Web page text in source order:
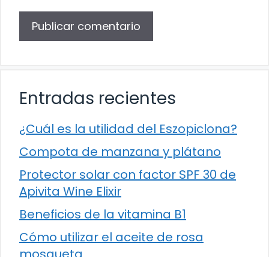
Entradas recientes
¿Cuál es la utilidad del Eszopiclona?
Compota de manzana y plátano
Protector solar con factor SPF 30 de
Apivita Wine Elixir
Beneficios de la vitamina B1
Cómo utilizar el aceite de rosa